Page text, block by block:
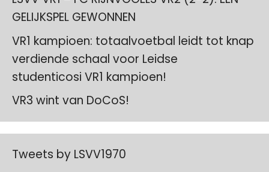
GELIJKSPEL GEWONNEN
VR1 kampioen: totaalvoetbal leidt tot knap
verdiende schaal voor Leidse
studenticosi VR1 kampioen!
VR3 wint van DoCoS!
Tweets by LSVV1970